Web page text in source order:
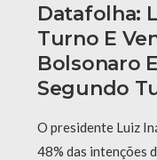
Datafolha:
Turno E
Bolsonaro
Segundo
O presidente Luiz
48% das intenções